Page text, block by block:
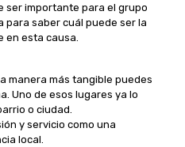
ser importante para el grupo
para saber cuál puede ser la
en esta causa.
manera más tangible puedes
Uno de esos lugares ya lo
o ciudad.
y servicio como una
local.